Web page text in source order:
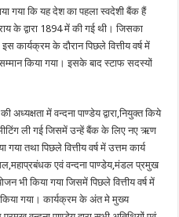
गया कि यह देश का पहला स्वदेशी बैंक हैं
के द्वारा 1894 में की गई थी। जिसका
के दौरान पिछले वित्तीय वर्ष में
किया गया। इसके बाद स्टाफ सदस्यों
में वन्दना पाण्डेय द्वारा,नियुक्त किये
ली गई जिसमें उन्हें बैंक के लिए नए ऋण
तथा पिछले वित्तीय वर्ष में उत्तम कार्य
एवं वन्दना पाण्डेय,मंडल प्रमुख
भी किया गया जिसमें पिछले वित्तीय वर्ष में
किया गया। कार्यक्रम के अंत मे मुख्य